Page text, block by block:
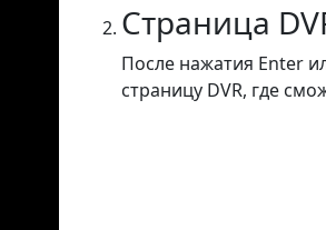
Страница
После нажатия Enter
страницу DVR, где